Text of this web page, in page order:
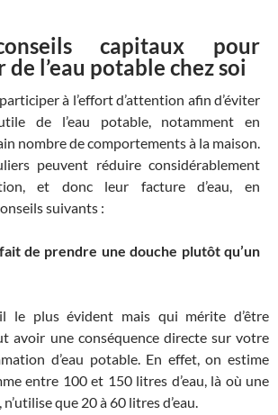
capitaux pour
l’eau potable chez soi
à l’effort d’attention afin d’éviter
de l’eau potable, notamment en
nombre de comportements à la maison.
peuvent réduire considérablement
et donc leur facture d’eau, en
suivants :
de prendre une douche plutôt qu’un
le plus évident mais qui mérite d’être
avoir une conséquence directe sur votre
d’eau potable. En effet, on estime
entre 100 et 150 litres d’eau, là où une
que 20 à 60 litres d’eau.